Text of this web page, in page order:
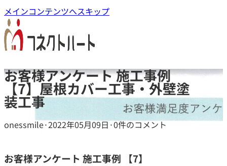
メインコンテンツへスキップ
お客様アンケート 施工事例
【7】屋根カバー工事・外壁塗
装工事
onessmile·2022年05月09日·0件のコメント
お客様アンケート 施工事例 【7】